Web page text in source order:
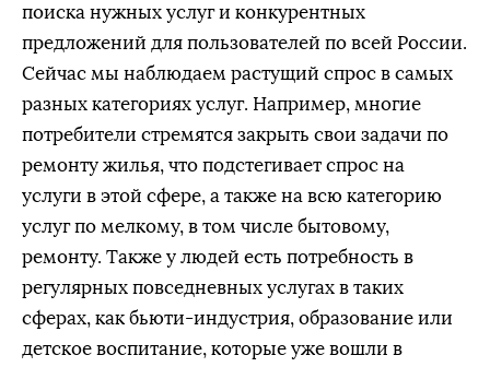
поиска нужных услуг и конкурентных
предложений для пользователей по всей России.
Сейчас мы наблюдаем растущий спрос в самых
разных категориях услуг. Например, многие
потребители стремятся закрыть свои задачи по
ремонту жилья, что подстегивает спрос на
услуги в этой сфере, а также на всю категорию
услуг по мелкому, в том числе бытовому,
ремонту. Также у людей есть потребность в
регулярных повседневных услугах в таких
сферах, как бьюти-индустрия, образование или
детское воспитание, которые уже вошли в